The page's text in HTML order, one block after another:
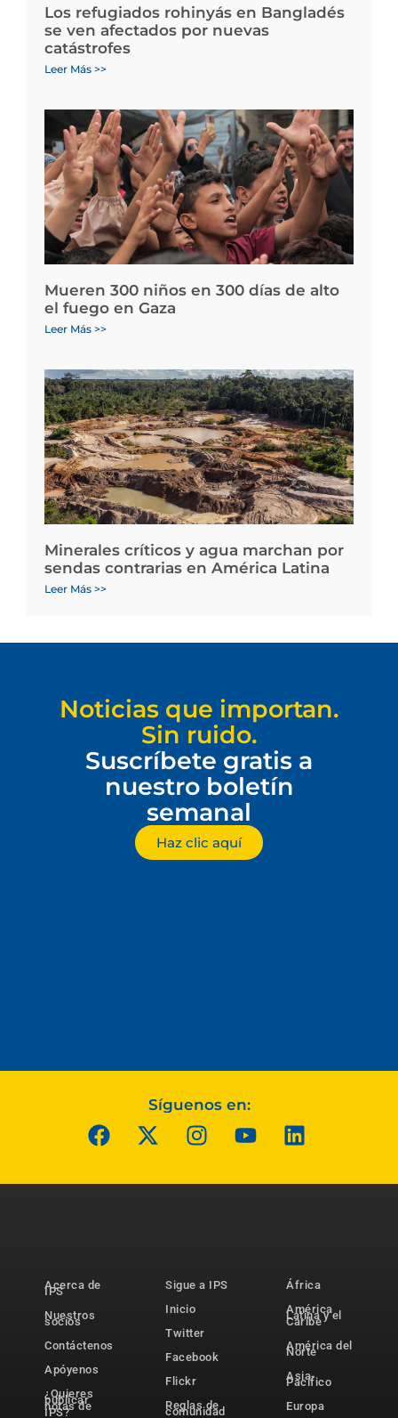
Los refugiados rohinyás en Bangladés
se ven afectados por nuevas
catástrofes
Leer Más >>
Mueren 300 niños en 300 días de alto
el fuego en Gaza
Leer Más >>
Minerales críticos y agua marchan por
sendas contrarias en América Latina
Leer Más >>
Noticias que importan.
Sin ruido.
Suscríbete gratis a
nuestro boletín
semanal
Haz clic aquí
Síguenos en:
Acerca de
IPS
Nuestros
socios
Contáctenos
Apóyenos
¿Quieres
publicar
notas de
IPS?
Sigue a IPS
Inicio
Twitter
Facebook
Flickr
Reglas de
comunidad
África
América
Latina y el
Caribe
América del
Norte
Asia-
Pacífico
Europa